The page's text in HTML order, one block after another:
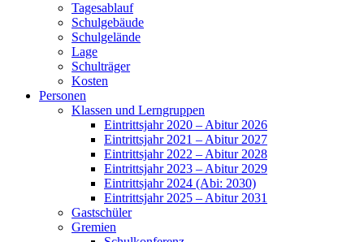
Tagesablauf
Schulgebäude
Schulgelände
Lage
Schulträger
Kosten
Personen
Klassen und Lerngruppen
Eintrittsjahr 2020 – Abitur 2026
Eintrittsjahr 2021 – Abitur 2027
Eintrittsjahr 2022 – Abitur 2028
Eintrittsjahr 2023 – Abitur 2029
Eintrittsjahr 2024 (Abi: 2030)
Eintrittsjahr 2025 – Abitur 2031
Gastschüler
Gremien